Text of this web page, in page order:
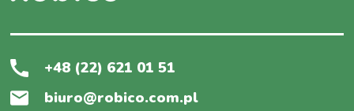
+48 (22) 621 01 51
biuro@robico.com.pl